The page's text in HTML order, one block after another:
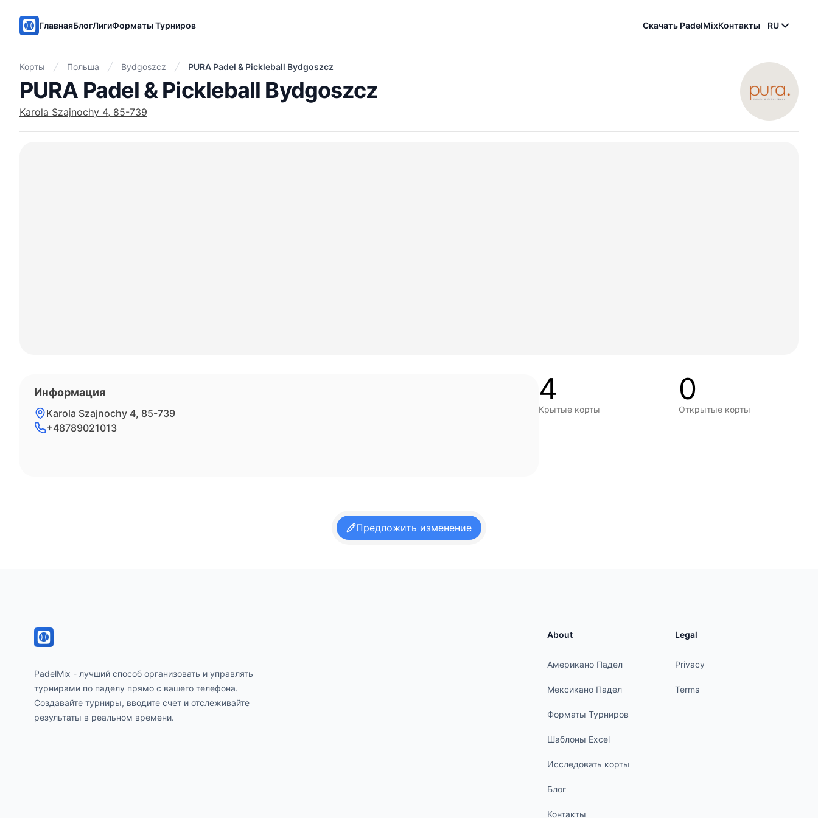
PadelMix
ГлавнаяБлогЛигиФорматы Турниров Скачать PadelMixКонтакты RU
Корты Польша Bydgoszcz PURA Padel & Pickleball Bydgoszcz
PURA Padel & Pickleball Bydgoszcz
Karola Szajnochy 4, 85-739
Информация
Karola Szajnochy 4, 85-739
+48789021013
4
Крытые корты
0
Открытые корты
Предложить изменение
PadelMix - лучший способ организовать и управлять
турнирами по паделу прямо с вашего телефона.
Создавайте турниры, вводите счет и отслеживайте
результаты в реальном времени.
About
Американо Падел
Мексикано Падел
Форматы Турниров
Шаблоны Excel
Исследовать корты
Блог
Контакты
Legal
Privacy
Terms